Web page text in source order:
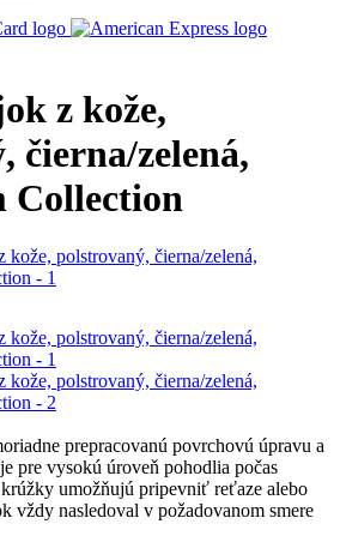
z kože,
čierna/zelená,
Collection
prepracovanú povrchovú úpravu a
pre vysokú úroveň pohodlia počas
umožňujú pripevniť reťaze alebo
vždy nasledoval v požadovanom smere